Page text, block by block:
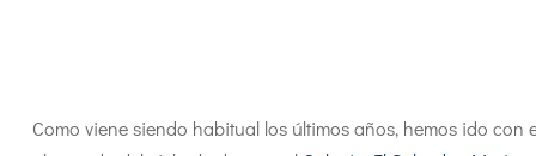
Como viene siendo habitual los últimos años, hemos ido con